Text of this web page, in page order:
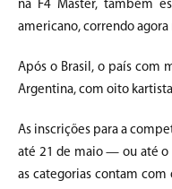
na F4 Master, também
americano, correndo agora
Após o Brasil, o país com
Argentina, com oito
As inscrições para a
até 21 de maio — ou até o
as categorias contam